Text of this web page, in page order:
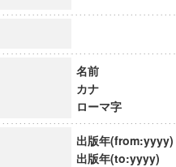
ナンス教育研究センター
先端的教育研究拠点
展のサイエンス」
名前
カナ
ローマ字
出版年(from:yyyy)
出版年(to:yyyy)